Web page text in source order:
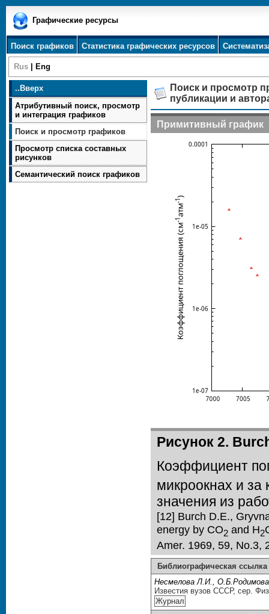
Графические ресурсы
Поиск графиков Статистика графических ресурсов
Rus Eng
.. Вверх
Атрибутивный поиск, просмотр
и интеграция графиков
Поиск и просмотр графиков
Просмотр списка составных
рисунков
Семантический поиск графиков
Поиск и просмотр
публикации и
Примитивный график
Рисунок 2.
Коэффициент
микроокнах и
значения из
[12] Burch D.E.,
energy by CO2 and H2
Amer. 1969, 59, No.3,
Библиографическая ссылка
Несмелова Л.И.,
Известия вузов СССР, сер.